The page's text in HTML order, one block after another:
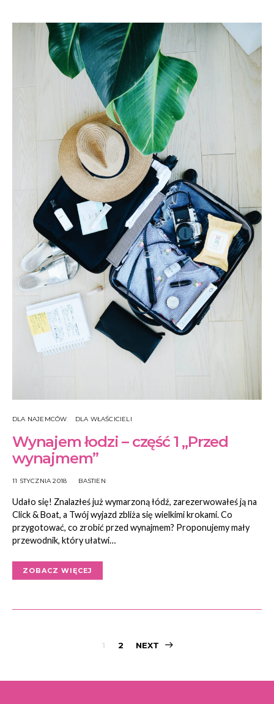
DLA NAJEMCÓW DLA WŁAŚCICIELI
Wynajem łodzi – część 1 „Przed
wynajmem”
11 STYCZNIA 2018 BASTIEN
Udało się! Znalazłeś już wymarzoną łódź, zarezerwowałeś ją na
Click & Boat, a Twój wyjazd zbliża się wielkimi krokami. Co
przygotować, co zrobić przed wynajmem? Proponujemy mały
przewodnik, który ułatwi…
ZOBACZ WIĘCEJ
Nawigacja
1 2 NEXT